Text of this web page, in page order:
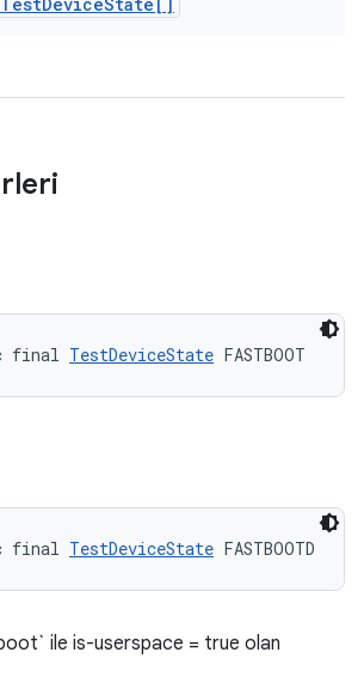
final TestDeviceState FASTBOOT
final TestDeviceState FASTBOOTD
ile is-userspace = true olan